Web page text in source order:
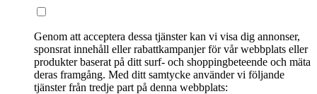
Genom att acceptera dessa tjänster kan vi visa dig annonser,
sponsrat innehåll eller rabattkampanjer för vår webbplats eller
produkter baserat på ditt surf- och shoppingbeteende och mäta
deras framgång. Med ditt samtycke använder vi följande
tjänster från tredje part på denna webbplats: